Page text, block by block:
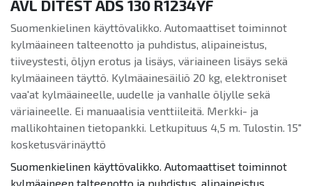
AVL DITEST ADS 130 R1234YF
Suomenkielinen käyttövalikko. Automaattiset toiminnot
kylmäaineen talteenotto ja puhdistus, alipaineistus,
tiiveystesti, öljyn erotus ja lisäys, väriaineen lisäys sekä
kylmäaineen täyttö. Kylmäainesäiliö 20 kg, elektroniset
vaa'at kylmäaineelle, uudelle ja vanhalle öljylle sekä
väriaineelle. Ei manuaalisia venttiileitä. Merkki- ja
mallikohtainen tietopankki. Letkupituus 4,5 m. Tulostin. 15"
kosketusvärinäyttö
Suomenkielinen käyttövalikko. Automaattiset toiminnot
kylmäaineen talteenotto ja puhdistus, alipaineistus,